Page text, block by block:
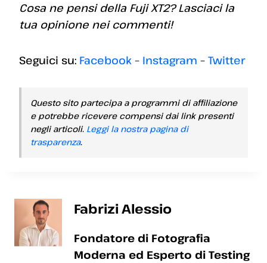
Cosa ne pensi della Fuji XT2? Lasciaci la
tua opinione nei commenti!
Seguici su: Facebook – Instagram – Twitter
Questo sito partecipa a programmi di affiliazione
e potrebbe ricevere compensi dai link presenti
negli articoli. Leggi la nostra pagina di
trasparenza.
Fabrizi Alessio
Fondatore di Fotografia
Moderna ed Esperto di Testing